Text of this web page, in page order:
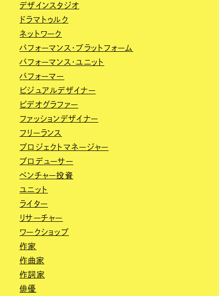
デザインスタジオ
ドラマトゥルク
ネットワーク
パフォーマンス・プラットフォーム
パフォーマンス・ユニット
パフォーマー
ビジュアルデザイナー
ビデオグラファー
ファッションデザイナー
フリーランス
プロジェクトマネージャー
プロデューサー
ベンチャー投資
ユニット
ライター
リサーチャー
ワークショップ
作家
作曲家
作詞家
俳優